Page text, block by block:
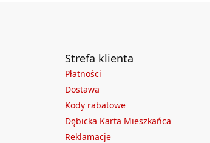
Strefa klienta
Płatności
Dostawa
Kody rabatowe
Dębicka Karta Mieszkańca
Reklamacje